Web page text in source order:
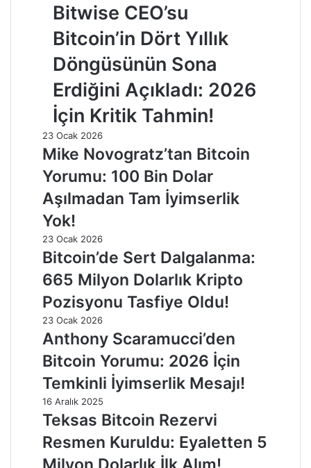
Bitwise CEO’su
Bitcoin’in Dört Yıllık
Döngüsünün Sona
Erdiğini Açıkladı: 2026
İçin Kritik Tahmin!
23 Ocak 2026
Mike Novogratz’tan Bitcoin
Yorumu: 100 Bin Dolar
Aşılmadan Tam İyimserlik
Yok!
23 Ocak 2026
Bitcoin’de Sert Dalgalanma:
665 Milyon Dolarlık Kripto
Pozisyonu Tasfiye Oldu!
23 Ocak 2026
Anthony Scaramucci’den
Bitcoin Yorumu: 2026 İçin
Temkinli İyimserlik Mesajı!
16 Aralık 2025
Teksas Bitcoin Rezervi
Resmen Kuruldu: Eyaletten 5